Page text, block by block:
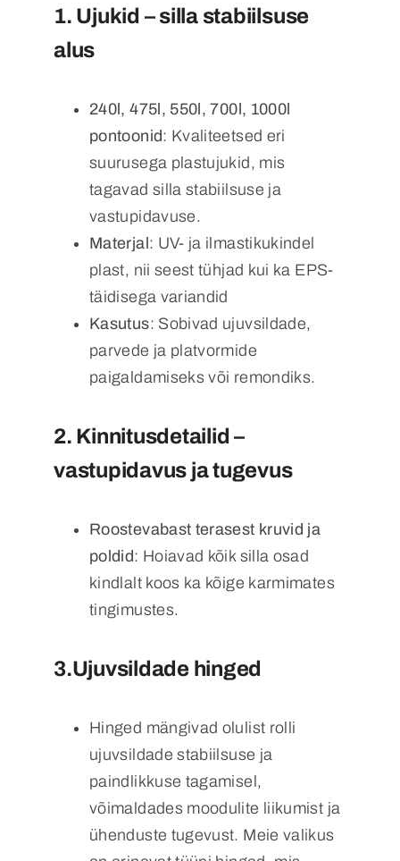
1. Ujukid – silla stabiilsuse
alus
240l, 475l, 550l, 700l, 1000l
pontoonid: Kvaliteetsed eri
suurusega plastujukid, mis
tagavad silla stabiilsuse ja
vastupidavuse.
Materjal: UV- ja ilmastikukindel
plast, nii seest tühjad kui ka EPS-
täidisega variandid
Kasutus: Sobivad ujuvsildade,
parvede ja platvormide
paigaldamiseks või remondiks.
2. Kinnitusdetailid –
vastupidavus ja tugevus
Roostevabast terasest kruvid ja
poldid: Hoiavad kõik silla osad
kindlalt koos ka kõige karmimates
tingimustes.
3.Ujuvsildade hinged
Hinged mängivad olulist rolli
ujuvsildade stabiilsuse ja
paindlikkuse tagamisel,
võimaldades moodulite liikumist ja
ühenduste tugevust. Meie valikus